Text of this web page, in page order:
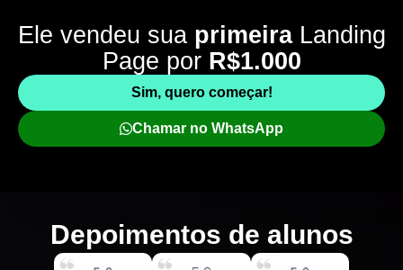
Ele vendeu sua primeira Landing
Page por R$1.000
Sim, quero começar!
Chamar no WhatsApp
Depoimentos de alunos